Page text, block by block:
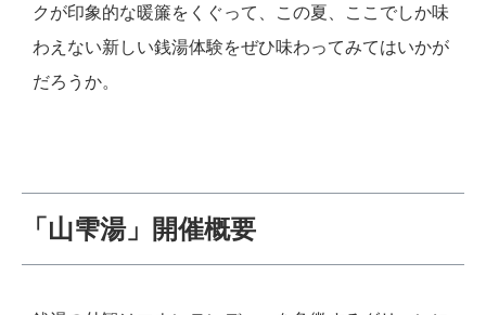
クが印象的な暖簾をくぐって、この夏、ここでしか味
わえない新しい銭湯体験をぜひ味わってみてはいかが
だろうか。
「山雫湯」開催概要